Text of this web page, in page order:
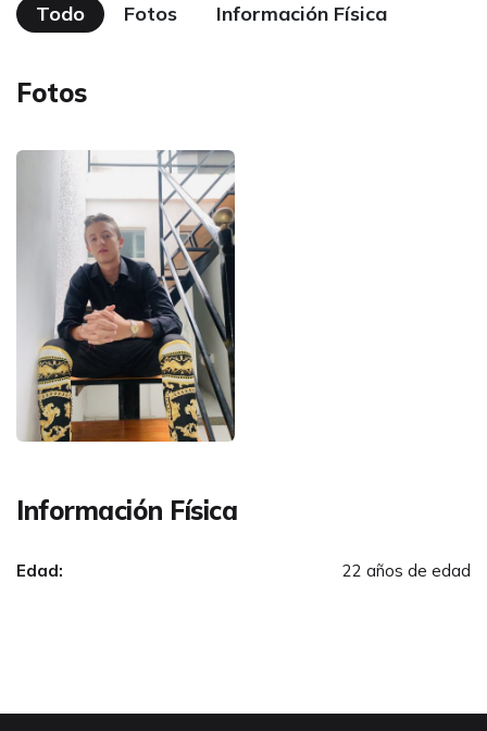
Todo Fotos Información Física
Fotos
Información Física
Edad: 22 años de edad